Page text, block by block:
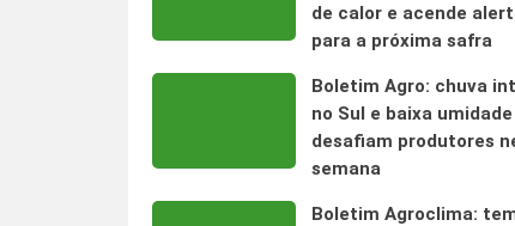
de calor e acende
para a próxima safra
Boletim Agro: chuva
no Sul e baixa umidade
desafiam produtores
semana
Boletim Agroclima: